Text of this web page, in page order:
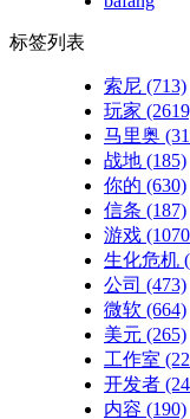
标签列表
索尼 (713)
玩家
马里奥
战地 (185)
你的 (630)
信条 (187)
游戏
生化危机
公司 (473)
微软 (664)
美元 (265)
工作室
开发者
内容 (190)